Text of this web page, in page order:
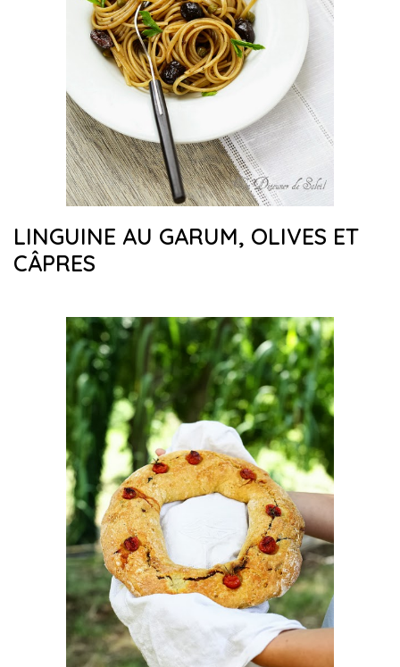
LINGUINE AU GARUM, OLIVES ET
CÂPRES